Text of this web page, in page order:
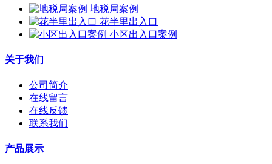
地税局案例
花半里出入口
小区出入口案例
关于我们
公司简介
在线留言
在线反馈
联系我们
产品展示